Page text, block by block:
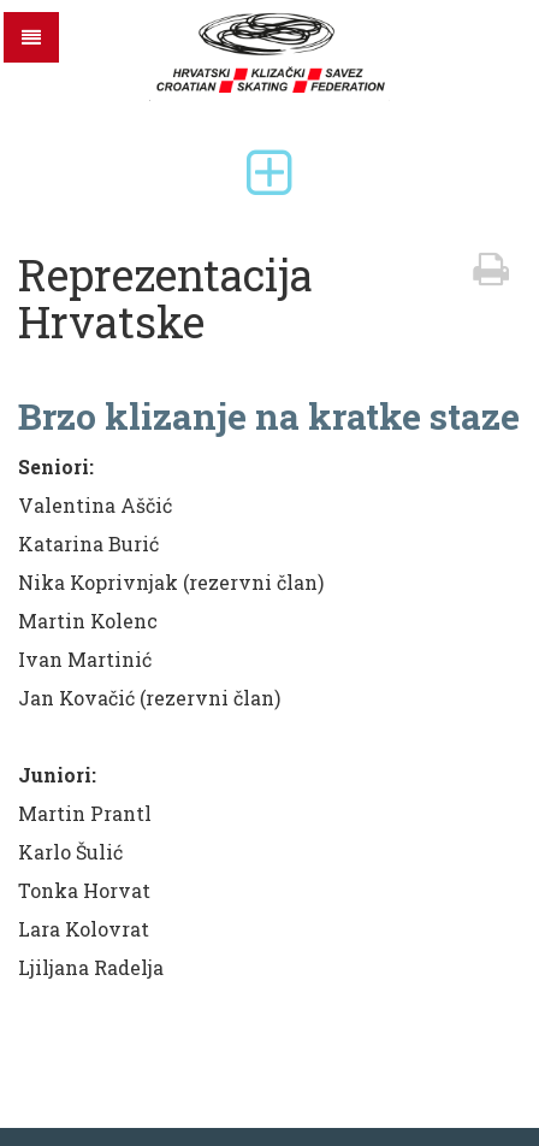
Reprezentacija
Hrvatske
Brzo klizanje na kratke staze
Seniori:
Valentina Aščić
Katarina Burić
Nika Koprivnjak (rezervni član)
Martin Kolenc
Ivan Martinić
Jan Kovačić (rezervni član)
Juniori:
Martin Prantl
Karlo Šulić
Tonka Horvat
Lara Kolovrat
Ljiljana Radelja